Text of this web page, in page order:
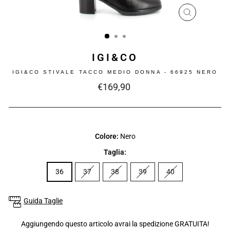
CHIUDI
IGI&CO
IGI&CO STIVALE TACCO MEDIO DONNA - 66925 NERO
Prezzo
€169,90
Colore: Nero
Taglia:
36 37 38 39 40
Guida Taglie
Aggiungendo questo articolo avrai la spedizione GRATUITA!